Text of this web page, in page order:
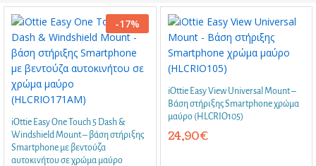
-17%
iOttie Easy One Touch 5 Dash &
Windshield Mount – βάση στήριξης
Smartphone με βεντούζα
αυτοκινήτου σε χρώμα μαύρο
iOttie Easy View Universal Mount –
Βάση στήριξης Smartphone χρώμα
μαύρο (HLCRIO105)
24,90€